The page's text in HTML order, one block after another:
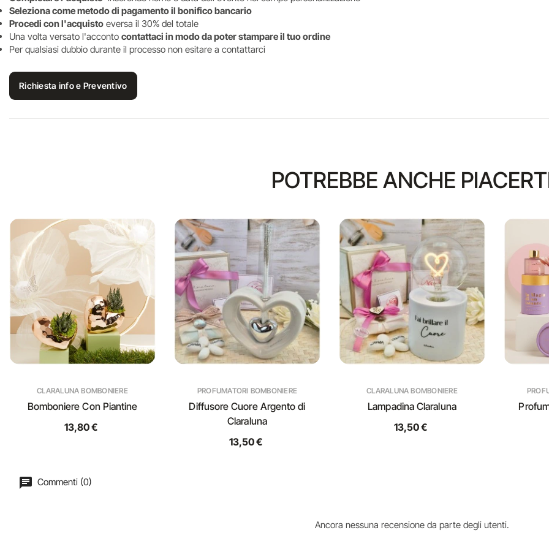
Seleziona come metodo di pagamento il bonifico bancario
Procedi con l'acquisto eversa il 30% del totale
Una volta versato l'acconto contattaci in modo da poter stampare il tuo ordine
Per qualsiasi dubbio durante il processo non esitare a contattarci
Richiesta info e Preventivo
POTREBBE ANCHE
CLARALUNA BOMBONIERE
Bomboniere Con Piantine
13,80 €
PROFUMATORI BOMBONIERE
Diffusore Cuore Argento di
Claraluna
13,50 €
CLARALUNA BOMBONIERE
Lampadina Claraluna
13,50 €
Commenti (0)
Ancora nessuna recensione da parte degli utenti.